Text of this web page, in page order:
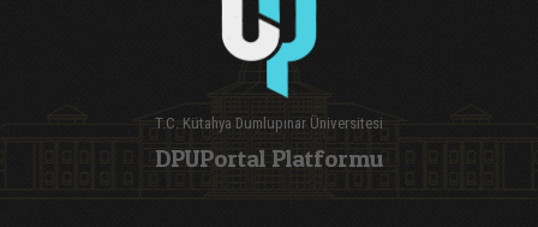
T.C. Kütahya Dumlupınar Üniversitesi
DPUPortal Platformu